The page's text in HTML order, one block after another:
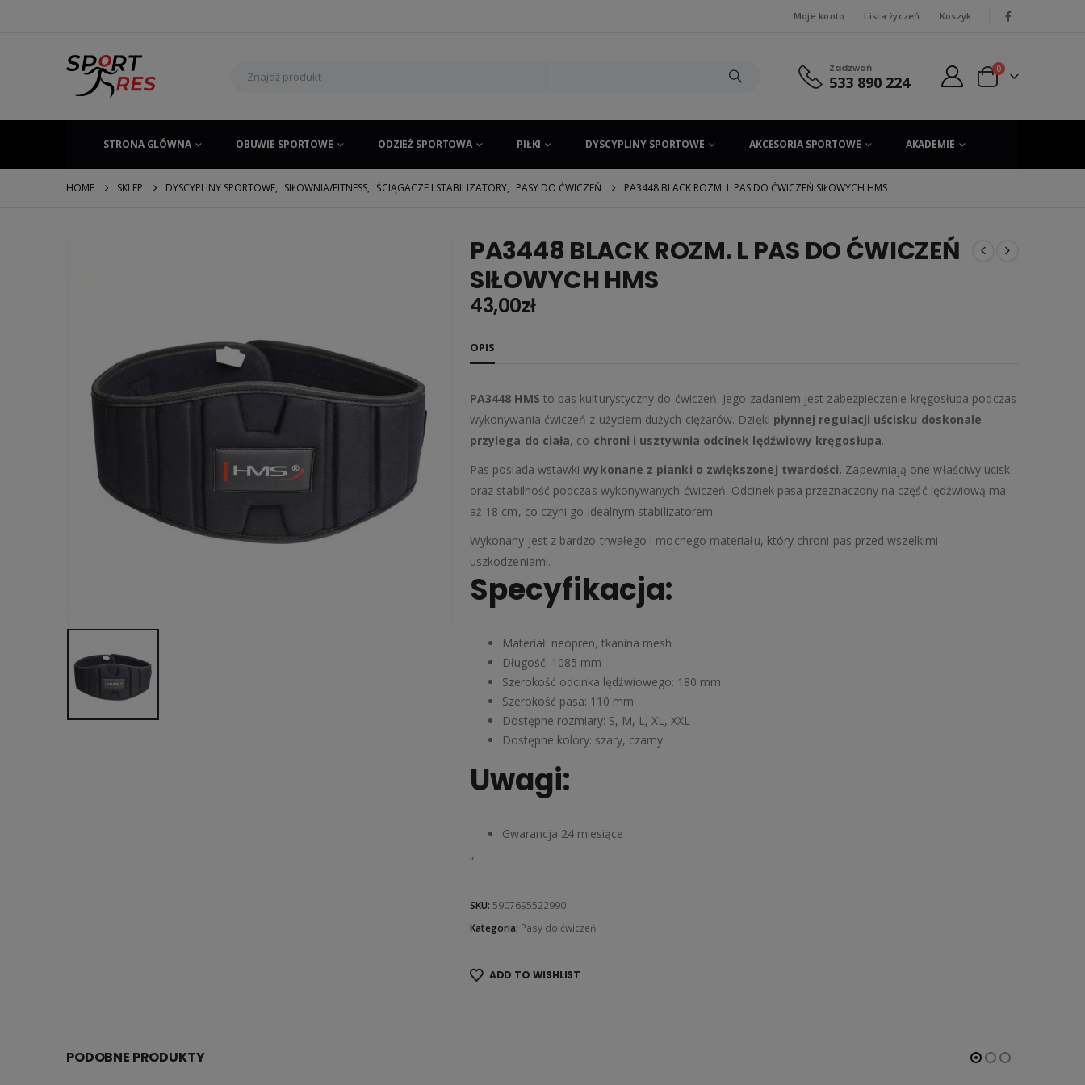
Moje konto Lista życzeń Koszyk
Zadzwoń
533 890 224
0
STRONA GLÓWNA OBUWIE SPORTOWE ODZIEŻ SPORTOWA PIŁKI DYSCYPLINY SPORTOWE AKCESORIA SPORTOWE AKADEMIE
HOME SKLEP DYSCYPLINY SPORTOWE, SIŁOWNIA/FITNESS, ŚCIĄGACZE I STABILIZATORY, PASY DO ĆWICZEŃ PA3448 BLACK ROZM. L PAS DO ĆWICZEŃ SIŁOWYCH HMS
PA3448 BLACK ROZM. L PAS DO ĆWICZEŃ
SIŁOWYCH HMS
43,00zł
OPIS
PA3448 HMS to pas kulturystyczny do ćwiczeń. Jego zadaniem jest zabezpieczenie kręgosłupa podczas
wykonywania ćwiczeń z użyciem dużych ciężarów. Dzięki płynnej regulacji uścisku doskonale
przylega do ciała, co chroni i usztywnia odcinek lędźwiowy kręgosłupa.
Pas posiada wstawkiwykonane z pianki o zwiększonej twardości. Zapewniają one właściwy ucisk
oraz stabilność podczas wykonywanych ćwiczeń. Odcinek pasa przeznaczony na część lędźwiową ma
aż 18 cm, co czyni go idealnym stabilizatorem.
Wykonany jest z bardzo trwałego i mocnego materiału, który chroni pas przed wszelkimi
uszkodzeniami.
Specyfikacja:
Materiał: neopren, tkanina mesh
Długość: 1085 mm
Szerokość odcinka lędźwiowego: 180 mm
Szerokość pasa: 110 mm
Dostępne rozmiary: S, M, L, XL, XXL
Dostępne kolory: szary, czarny
Uwagi:
Gwarancja 24 miesiące
„
SKU: 5907695522990
Kategoria: Pasy do ćwiczeń
ADD TO WISHLIST
PODOBNE PRODUKTY